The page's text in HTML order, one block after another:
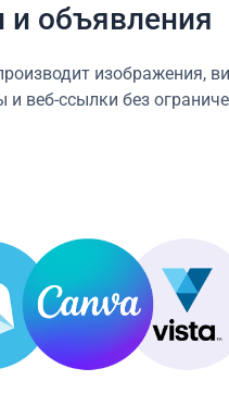
и объявления
изображения,
и веб-ссылки без